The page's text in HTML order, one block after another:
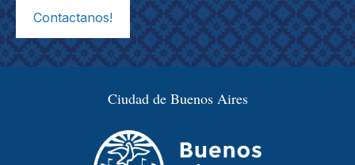
Contactanos!
Ciudad de Buenos Aires